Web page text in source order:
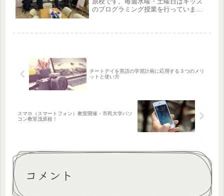
のプログラミング授業を行っていま
チートデイを英語の学習計画に応用する３つのメリ
ットと使い方
スマホ（スマートフォン）教室開催・市民大学パソ
コン教室茂原校！
コメント